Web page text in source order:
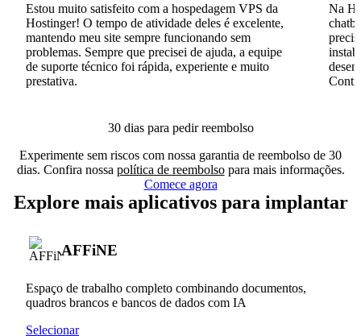
Estou muito satisfeito com a hospedagem VPS da
Hostinger! O tempo de atividade deles é excelente,
mantendo meu site sempre funcionando sem
problemas. Sempre que precisei de ajuda, a equipe
de suporte técnico foi rápida, experiente e muito
prestativa.
Na
30 dias para pedir reembolso
Experimente sem riscos com nossa garantia de reembolso de 30
dias. Confira nossa política de reembolsopara mais informações.
Comece agora
Explore mais aplicativos para implantar
AFFiNE
Espaço de trabalho completo combinando documentos,
quadros brancos e bancos de dados com IA
Selecionar